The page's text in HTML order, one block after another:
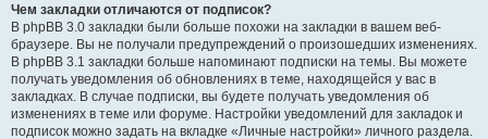
Чем закладки отличаются от подписок?
В phpBB 3.0 закладки были больше похожи на закладки в вашем веб-
браузере. Вы не получали предупреждений о произошедших изменениях.
В phpBB 3.1 закладки больше напоминают подписки на темы. Вы можете
получать уведомления об обновлениях в теме, находящейся у вас в
закладках. В случае подписки, вы будете получать уведомления об
изменениях в теме или форуме. Настройки уведомлений для закладок и
подписок можно задать на вкладке «Личные настройки» личного раздела.